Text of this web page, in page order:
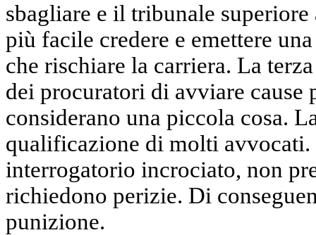
sbagliare e il tribunale
più facile credere e emettere
che rischiare la carriera. La
dei procuratori di avviare
considerano una piccola cosa.
qualificazione di molti avvocati.
interrogatorio incrociato, non
richiedono perizie. Di
punizione.